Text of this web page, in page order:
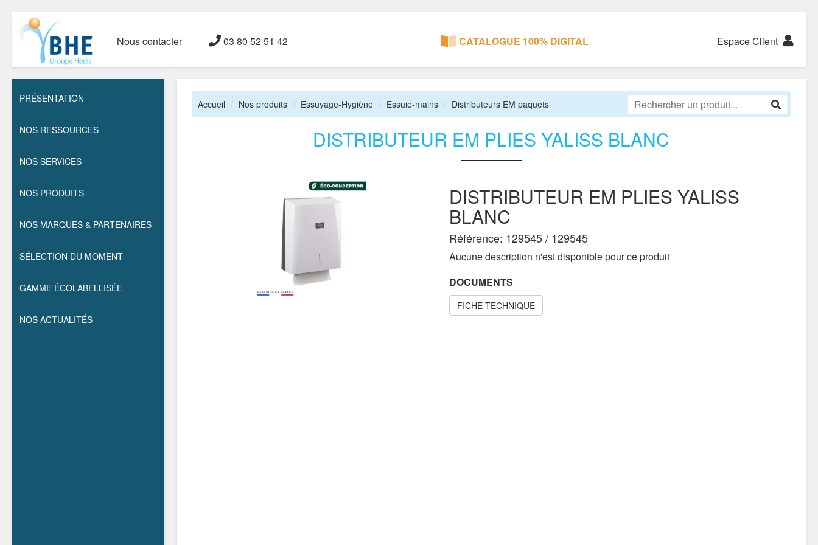
Nous contacter 03 80 52 51 42 CATALOGUE 100% DIGITAL Espace Client
PRÉSENTATION
NOS RESSOURCES
NOS SERVICES
NOS PRODUITS
NOS MARQUES & PARTENAIRES
SÉLECTION DU MOMENT
GAMME ÉCOLABELLISÉE
NOS ACTUALITÉS
Accueil Nos produits Essuyage-Hygiène Essuie-mains Distributeurs EM paquets
DISTRIBUTEUR EM PLIES YALISS BLANC
DISTRIBUTEUR EM PLIES YALISS
BLANC
Référence: 129545 / 129545
Aucune description n'est disponible pour ce produit
DOCUMENTS
FICHE TECHNIQUE